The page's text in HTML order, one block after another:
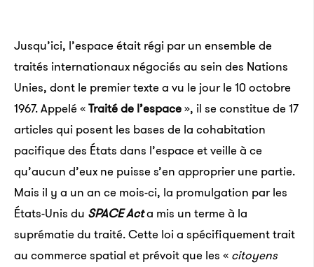
Jusqu’ici, l’espace était régi par un ensemble de
traités internationaux négociés au sein des Nations
Unies, dont le premier texte a vu le jour le 10 octobre
1967. Appelé «Traité de l’espace», il se constitue de 17
articles qui posent les bases de la cohabitation
pacifique des États dans l’espace et veille à ce
qu’aucun d’eux ne puisse s’en approprier une partie.
Mais il y a un an ce mois-ci, la promulgation par les
États-Unis du SPACE Acta mis un terme à la
suprématie du traité. Cette loi a spécifiquement trait
au commerce spatial et prévoit que les « citoyens